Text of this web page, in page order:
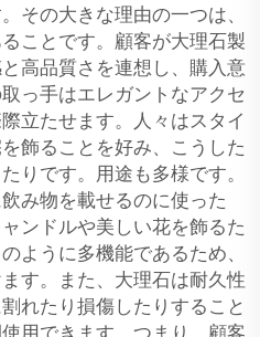
その大きな理由の一つは、
ことです。顧客が大理石製
高品質さを連想し、購入意
っ手はエレガントなアクセ
立たせます。人々はスタイ
飾ることを好み、こうした
りです。用途も多様です。
み物を載せるのに使った
ンドルや美しい花を飾るた
ように多機能であるため、
す。また、大理石は耐久性
れたり損傷したりすること